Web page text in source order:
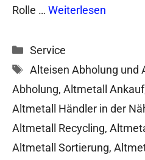
Rolle … Weiterlesen
Kategorien
Service
Schlagwörter
Alteisen Abholung und
Abholung, Altmetall Ankauf
Altmetall Händler in der
Altmetall Recycling,
Altmetall Sortierung,